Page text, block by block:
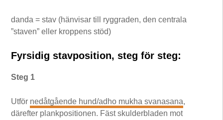
danda = stav (hänvisar till ryggraden, den centrala
”staven” eller kroppens stöd)
Fyrsidig stavposition, steg för steg:
Steg 1
Utför nedåtgående hund/adho mukha svanasana,
därefter plankpositionen. Fäst skulderbladen mot